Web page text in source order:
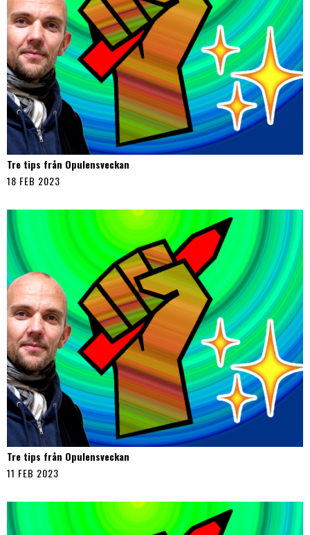
Tre tips från Opulensveckan
18 FEB 2023
Tre tips från Opulensveckan
11 FEB 2023